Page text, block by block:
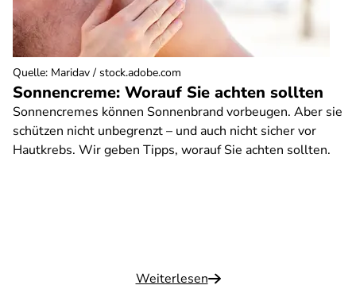
Sonnencreme: Worauf Sie achten sollten
Sonnencremes können Sonnenbrand vorbeugen. Aber sie
schützen nicht unbegrenzt – und auch nicht sicher vor
Hautkrebs. Wir geben Tipps, worauf Sie achten sollten.
Weiterlesen
Quelle: Maridav / stock.adobe.com